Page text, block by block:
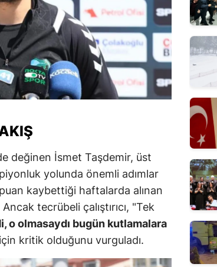
değinen İsmet Taşdemir, üst
yolunda önemli adımlar
kaybettiği haftalarda alınan
tecrübeli çalıştırıcı, "Tek
o olmasaydı bugün kutlamalara
kritik olduğunu vurguladı.